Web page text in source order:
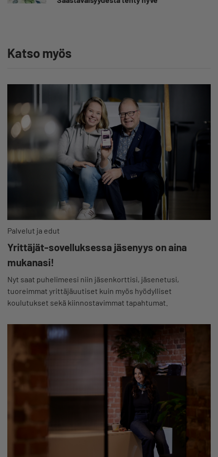
Katso myös
Palvelut ja edut
Yrittäjät-sovelluksessa jäsenyys on aina
mukanasi!
Nyt saat puhelimeesi niin jäsenkorttisi, jäsenetusi,
tuoreimmat yrittäjäuutiset kuin myös hyödylliset
koulutukset sekä kiinnostavimmat tapahtumat.